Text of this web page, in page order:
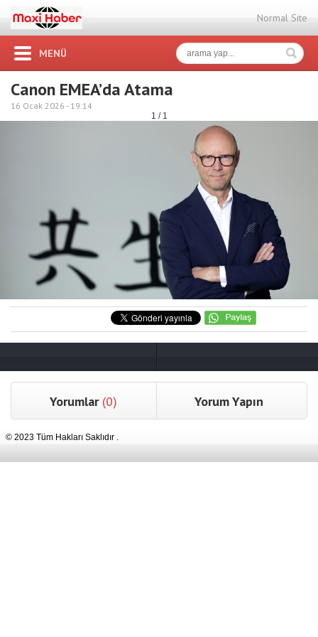
Normal Site
MENÜ
Canon EMEA’da Atama
16 Ocak 2026 - 19:14
1 / 1
Yorumlar (0) Yorum Yapın
© 2023 Tüm Hakları Saklıdır .